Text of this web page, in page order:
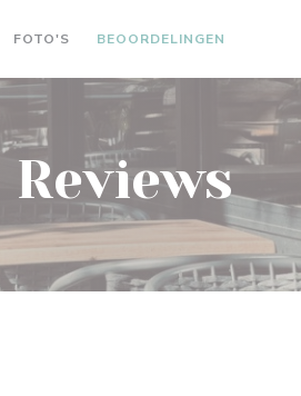
FOTO'S BEOORDELINGEN
Reviews